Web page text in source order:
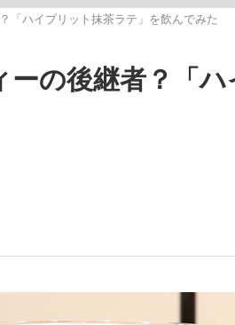
ャパン選手が証言した“NPB聞...
「ハイブリット抹茶ラテ」を飲んでみた
の後継者？「ハ